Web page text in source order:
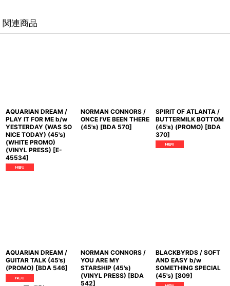
関連商品
AQUARIAN DREAM /
PLAY IT FOR ME b/w
YESTERDAY (WAS SO
NICE TODAY) (45's)
(WHITE PROMO)
(VINYL PRESS) [E-
45534]
NORMAN CONNORS /
ONCE I'VE BEEN THERE
(45's) [BDA 570]
SPIRIT OF ATLANTA /
BUTTERMILK BOTTOM
(45's) (PROMO) [BDA
370]
AQUARIAN DREAM /
GUITAR TALK (45's)
(PROMO) [BDA 546]
NORMAN CONNORS /
YOU ARE MY
STARSHIP (45's)
(VINYL PRESS) [BDA
542]
BLACKBYRDS / SOFT
AND EASY b/w
SOMETHING SPECIAL
(45's) [809]